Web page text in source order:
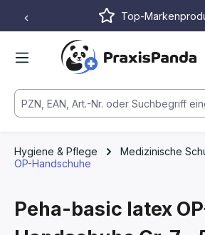
Zum Hauptinhalt springen
Top-
Hygiene & Pflege
Medizinische
OP-Handschuhe
Peha-basic latex